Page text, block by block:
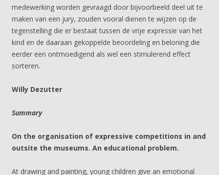
medewerking worden gevraagd door bijvoorbeeld deel uit te
maken van een jury, zouden vooral dienen te wijzen op de
tegenstelling die er bestaat tussen de vrije expressie van het
kind en de daaraan gekoppelde beoordeling en beloning die
eerder een ontmoedigend als wel een stimulerend effect
sorteren.
Willy Dezutter
Summary
On the organisation of expressive competitions in and
outsite the museums. An educational problem.
At drawing and painting, young children give an emotional